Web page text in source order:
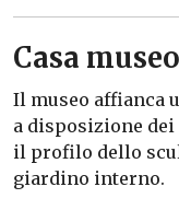
Casa
Il museo affianca
a disposizione
il profilo dello
giardino interno.